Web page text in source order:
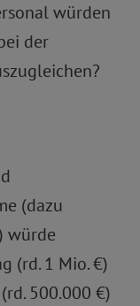
würden
der
(dazu
würde
(rd. 1 Mio. €)
500.000 €)